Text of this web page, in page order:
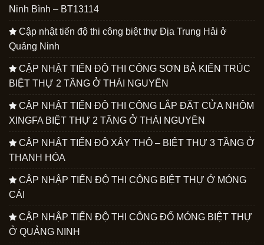
Ninh Bình – BT13114
Cập nhật tiến độ thi công biệt thự Địa Trung Hải ở
Quảng Ninh
CẬP NHẬT TIẾN ĐỘ THI CÔNG SƠN BẢ KIẾN TRÚC
BIỆT THỰ 2 TẦNG Ở THÁI NGUYÊN
CẬP NHẬT TIẾN ĐỘ THI CÔNG LẮP ĐẶT CỬA NHÔM
XINGFA BIỆT THỰ 2 TẦNG Ở THÁI NGUYÊN
CẬP NHẬT TIẾN ĐỘ XÂY THÔ – BIỆT THỰ 3 TẦNG Ở
THANH HÓA
CẬP NHẬP TIẾN ĐỘ THI CÔNG BIỆT THỰ Ở MÓNG
CÁI
CẬP NHẬP TIẾN ĐỘ THI CÔNG ĐỔ MÓNG BIỆT THỰ
Ở QUẢNG NINH